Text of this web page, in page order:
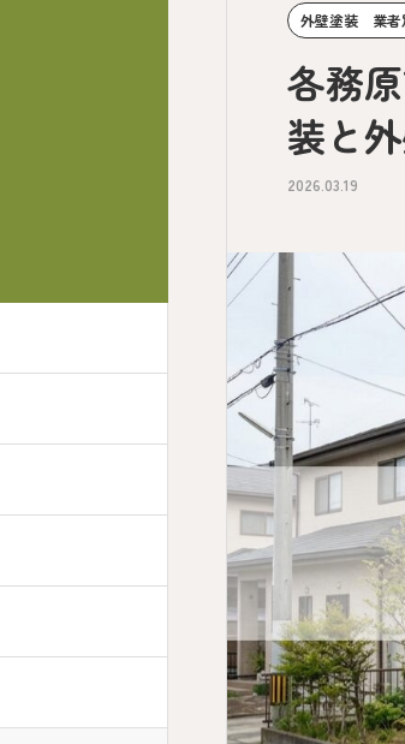
外壁塗装 業者
各務
装と
2026.03.19